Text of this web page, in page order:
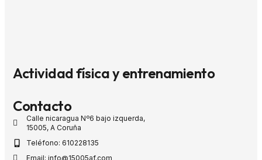
Actividad física y entrenamiento
Contacto
Calle nicaragua Nº6 bajo izquerda,
15005, A Coruña
Teléfono: 610228135
Email: info@15005af.com